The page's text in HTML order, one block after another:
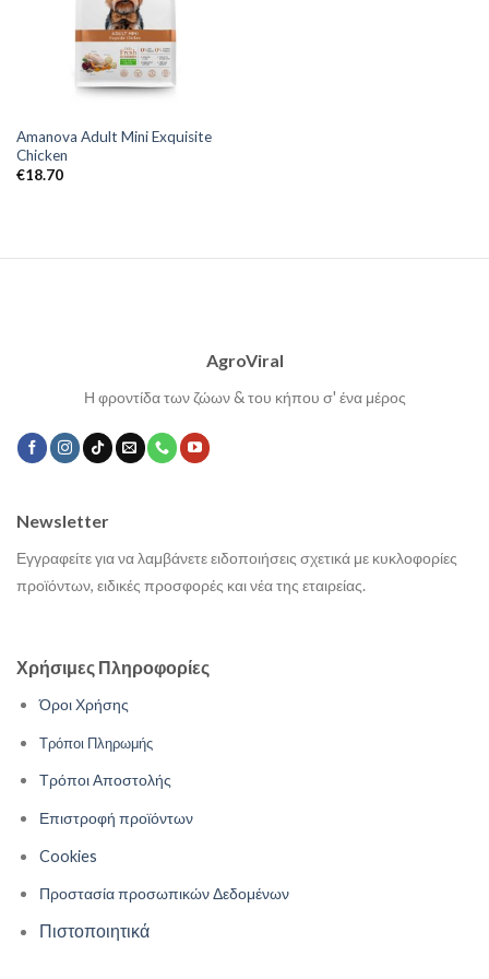
Amanova Adult Mini Exquisite
Chicken
€18.70
AgroViral
Η φροντίδα των ζώων & του κήπου σ' ένα μέρος
Χρήσιμες Πληροφορίες
Όροι Χρήσης
Τρόποι Πληρωμής
Τρόποι Αποστολής
Επιστροφή προϊόντων
Cookies
Προστασία προσωπικών Δεδομένων
Πιστοποιητικά
Newsletter
Εγγραφείτε για να λαμβάνετε ειδοποιήσεις σχετικά με κυκλοφορίες
προϊόντων, ειδικές προσφορές και νέα της εταιρείας.